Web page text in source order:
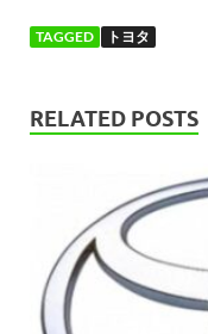
TAGGED トヨタ
RELATED POSTS